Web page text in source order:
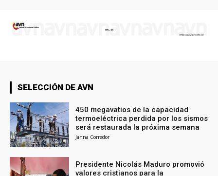
SELECCIÓN DE AVN
450 megavatios de la capacidad
termoeléctrica perdida por los sismos
será restaurada la próxima semana
Janna Corredor
Presidente Nicolás Maduro promovió
valores cristianos para la